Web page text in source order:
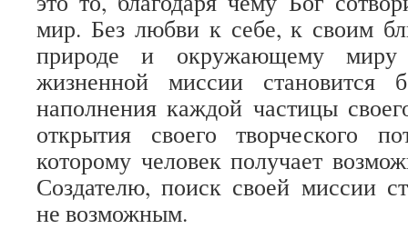
мир. Без любви к себе, к своим
природе и окружающему миру
жизненной миссии становится
наполнения каждой частицы
открытия своего творческого
которому человек получает
Создателю, поиск своей миссии
не возможным.